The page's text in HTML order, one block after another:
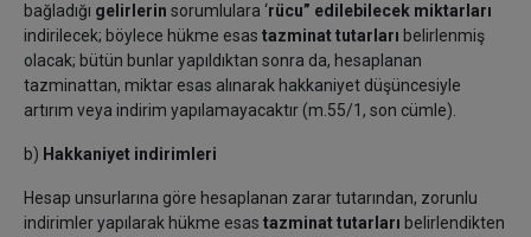
bağladığı gelirlerin sorumlulara ‘rücu” edilebilecek miktarları
indirilecek; böylece hükme esas tazminat tutarları belirlenmiş
olacak; bütün bunlar yapıldıktan sonra da, hesaplanan
tazminattan, miktar esas alınarak hakkaniyet düşüncesiyle
artırım veya indirim yapılamayacaktır (m.55/1, son cümle).
b) Hakkaniyet indirimleri
Hesap unsurlarına göre hesaplanan zarar tutarından, zorunlu
indirimler yapılarak hükme esas tazminat tutarları belirlendikten